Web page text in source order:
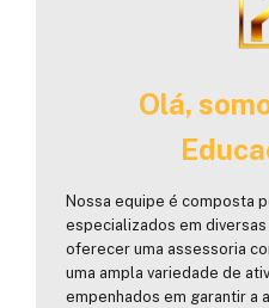
Olá,
Nossa equipe é composta
especializados em
oferecer uma assessoria
uma ampla variedade de
empenhados em garantir a